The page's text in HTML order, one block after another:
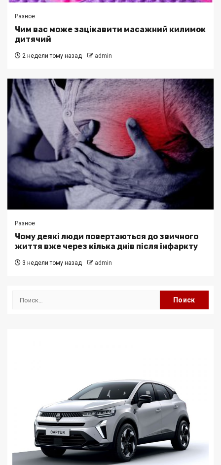
Разное
Чим вас може зацікавити масажний килимок
дитячий
2 недели тому назад admin
Разное
Чому деякі люди повертаються до звичного
життя вже через кілька днів після інфаркту
3 недели тому назад admin
Найти: